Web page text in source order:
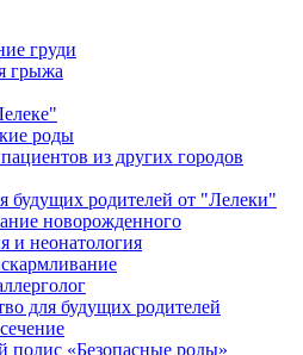
груди
грыжа
роды
из других городов
будущих родителей от "Лелеки"
новорожденного
и неонатология
для будущих родителей
полис «Безопасные роды»